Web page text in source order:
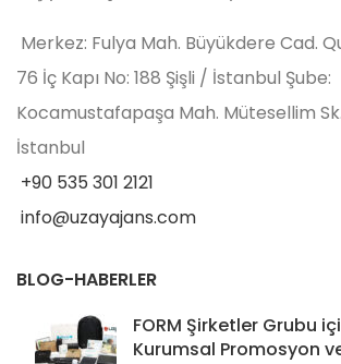
Merkez: Fulya Mah. Büyükdere Cad.
76 İç Kapı No: 188 Şişli / İstanbul Şube:
Kocamustafapaşa Mah. Mütesellim
İstanbul
+90 535 301 2121
info@uzayajans.com
BLOG-HABERLER
FORM Şirketler Grubu
Kurumsal Promosyon